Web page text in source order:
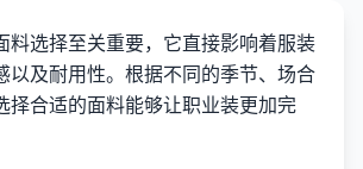
料选择至关重要，它直接影响着服装
以及耐用性。根据不同的季节、场合
择合适的面料能够让职业装更加完